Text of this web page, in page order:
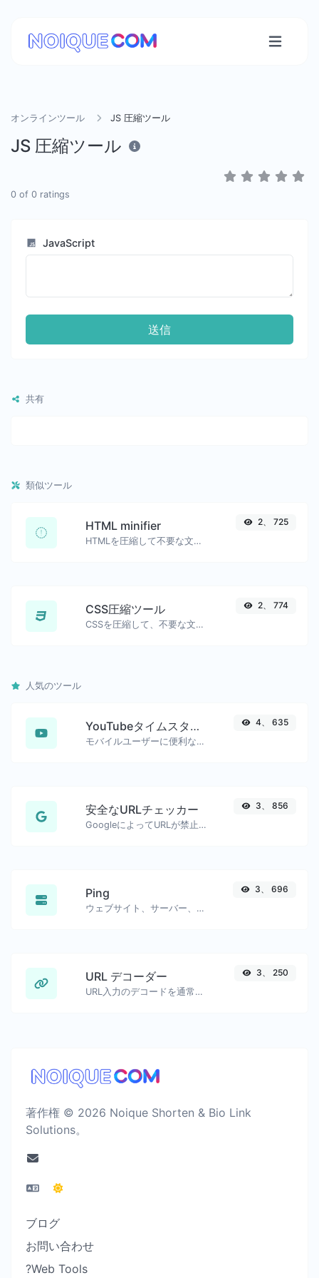
オンラインツール JS 圧縮ツール
JS 圧縮ツール
0 of 0 ratings
JavaScript
送信
共有
類似ツール
HTML minifier
HTMLを圧縮して不要な文字を削除します。
2、 725
CSS圧縮ツール
CSSを圧縮して、不要な文字をすべて削除します。
2、 774
人気のツール
YouTubeタイムスタンプリンクジェネレーター
モバイルユーザーに便利な、正確な開始タイムスタンプ付きのYouTubeリンクを生成しました。
4、 635
安全なURLチェッカー
GoogleによってURLが禁止され、安全/危険とマークされているかどうかを確認します。
3、 856
Ping
ウェブサイト、サーバー、またはポートをpingします。
3、 696
URL デコーダー
URL入力のデコードを通常の文字列に戻します。
3、 250
著作権 © 2026 Noique Shorten & Bio Link
Solutions。
ブログ
お問い合わせ
?Web Tools